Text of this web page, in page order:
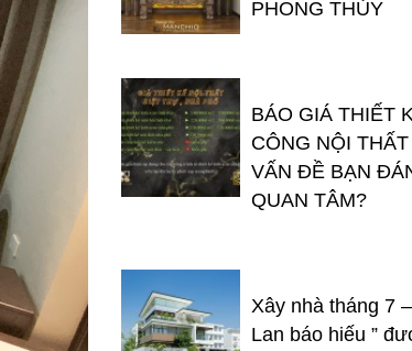
PHONG THỦY
BÁO GIÁ THIẾT
CÔNG NỘI
VẤN ĐỀ BẠN
QUAN TÂM?
Xây nhà tháng 7
Lan báo hiếu ”